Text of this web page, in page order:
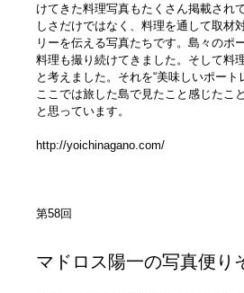
けてきた料理写真もたくさん掲載され
しさだけではなく、料理を通して取材
リーを伝える写真たちです。島々のポ
料理も撮り続けてきました。そして料
と考えました。それを“美味しいポート
ここでは旅した島で見たこと感じたこ
と思っています。
http://yoichinagano.com/
第58回
マドロス陽一の写真便り